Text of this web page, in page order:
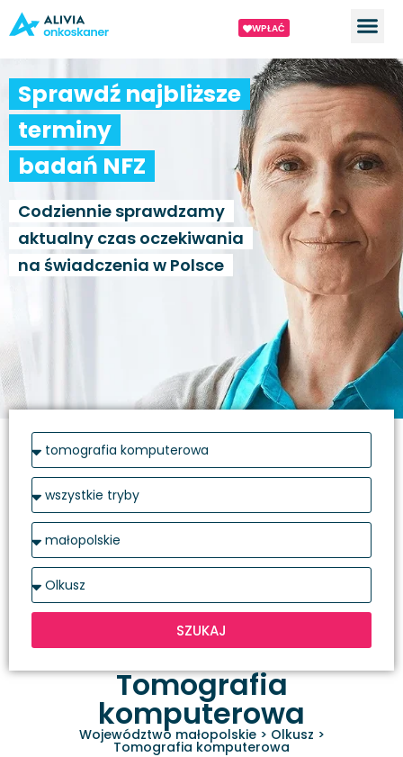
WPŁAĆ
Sprawdź najbliższe
terminy
badań NFZ
Codziennie sprawdzamy
aktualny czas oczekiwania
na świadczenia w Polsce
SZUKAJ
Tomografia
komputerowa
Województwo małopolskie> Olkusz >
Tomografia komputerowa